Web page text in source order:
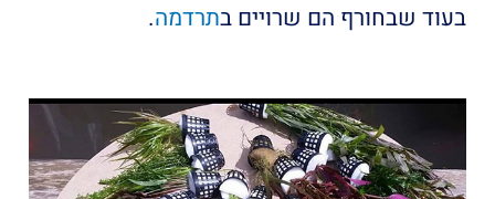
בעוד שבחורף הם שרויים בתרדמה.